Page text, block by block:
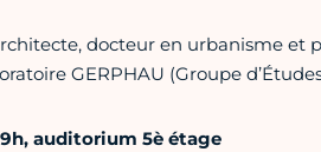
docteur en urbanisme et
GERPHAU (Groupe
auditorium 5è étage